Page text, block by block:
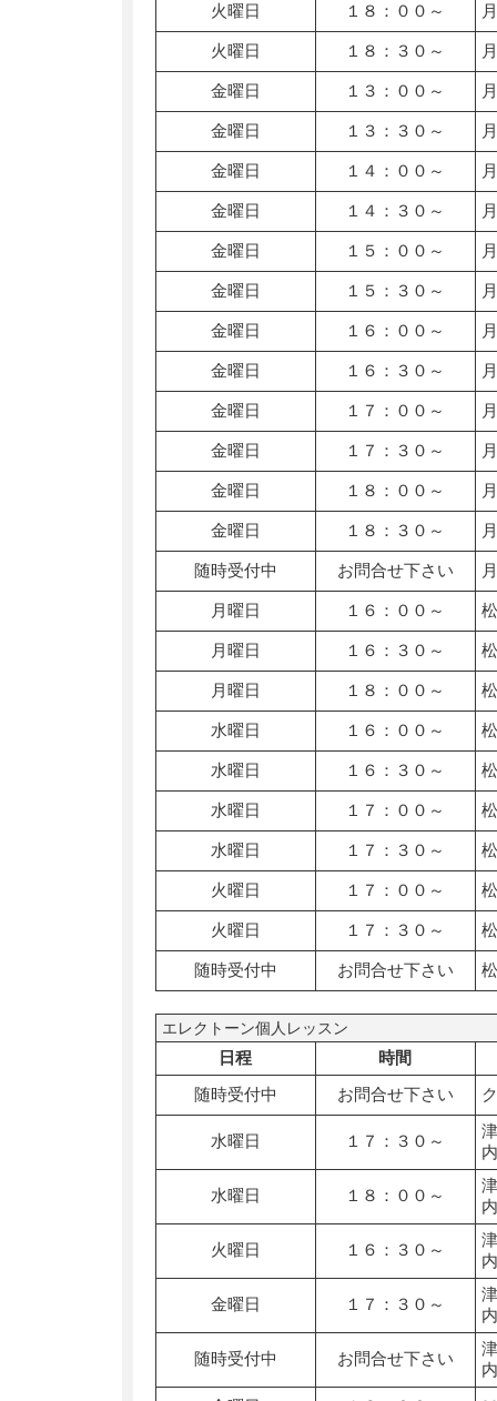
火曜日 １８：００～
火曜日 １８：３０～
金曜日 １３：００～
金曜日 １３：３０～
金曜日 １４：００～
金曜日 １４：３０～
金曜日 １５：００～
金曜日 １５：３０～
金曜日 １６：００～
金曜日 １６：３０～
金曜日 １７：００～
金曜日 １７：３０～
金曜日 １８：００～
金曜日 １８：３０～
随時受付中 お問合せ下さい
月曜日 １６：００～
月曜日 １６：３０～
月曜日 １８：００～
水曜日 １６：００～
水曜日 １６：３０～
水曜日 １７：００～
水曜日 １７：３０～
火曜日 １７：００～
火曜日 １７：３０～
随時受付中 お問合せ下さい
エレクトーン個人レッスン
日程
時間
随時受付中
お問合せ下さい
水曜日 １７：３０～
水曜日 １８：００～
火曜日 １６：３０～
金曜日 １７：３０～
随時受付中 お問合せ下さい